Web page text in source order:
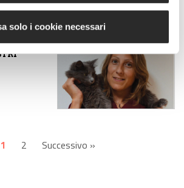
solo i cookie necessari
1 2 Successivo »